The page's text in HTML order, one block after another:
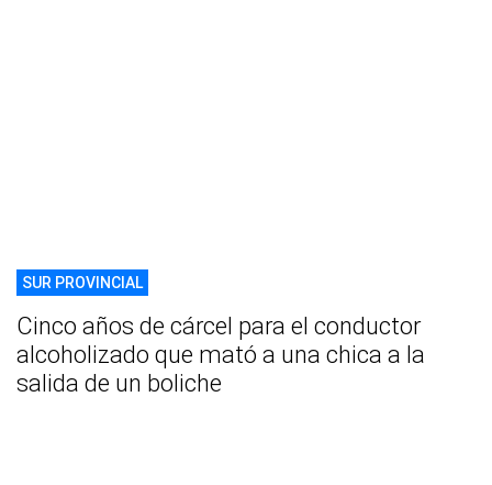
SUR PROVINCIAL
Cinco años de cárcel para el conductor
alcoholizado que mató a una chica a la
salida de un boliche